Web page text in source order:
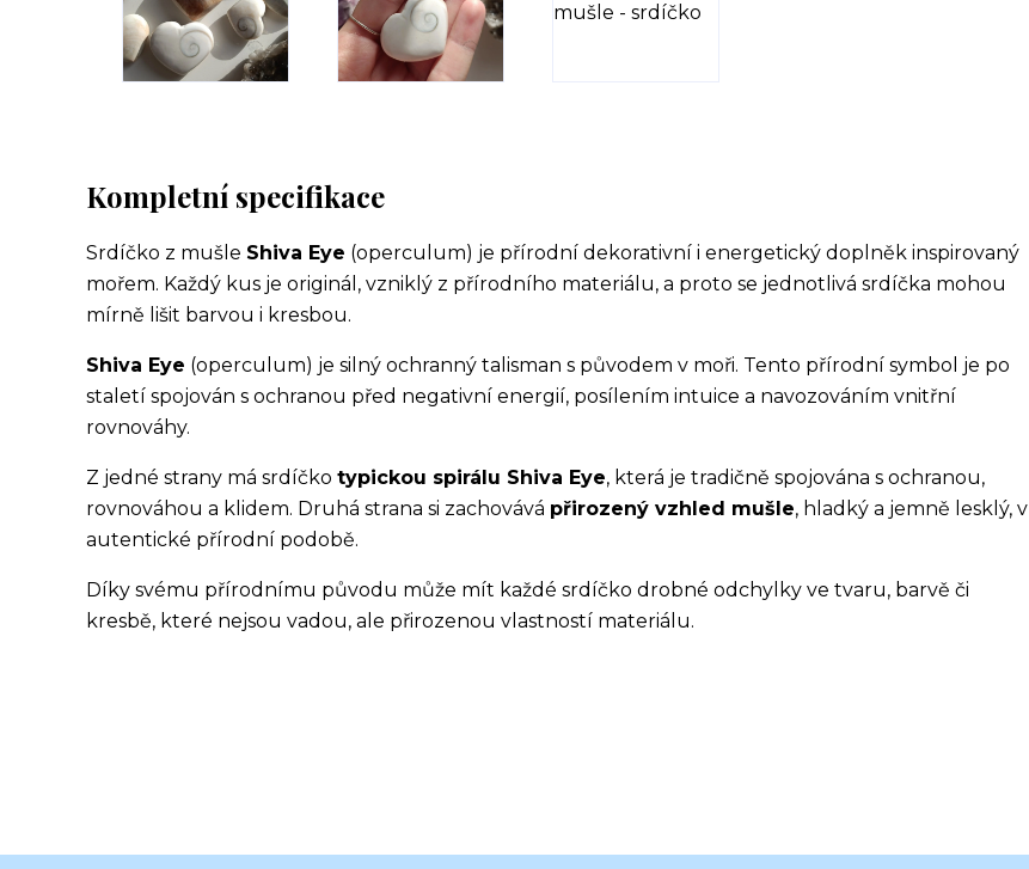
Kompletní specifikace
Srdíčko z mušle Shiva Eye (operculum) je přírodní dekorativní i energetický doplněk inspirovaný
mořem. Každý kus je originál, vzniklý z přírodního materiálu, a proto se jednotlivá srdíčka mohou
mírně lišit barvou i kresbou.
Shiva Eye (operculum) je silný ochranný talisman s původem v moři. Tento přírodní symbol je po
staletí spojován s ochranou před negativní energií, posílením intuice a navozováním vnitřní
rovnováhy.
Z jedné strany má srdíčko typickou spirálu Shiva Eye, která je tradičně spojována s ochranou,
rovnováhou a klidem. Druhá strana si zachovává přirozený vzhled mušle, hladký a jemně lesklý, v
autentické přírodní podobě.
Díky svému přírodnímu původu může mít každé srdíčko drobné odchylky ve tvaru, barvě či
kresbě, které nejsou vadou, ale přirozenou vlastností materiálu.